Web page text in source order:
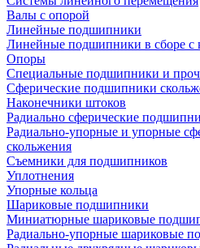
Валы с опорой
Линейные подшипники
Линейные подшипники в сборе с
Опоры
Специальные подшипники и
Сферические подшипники
Наконечники штоков
Радиально сферические
Радиально-упорные и упорные
скольжения
Съемники для подшипников
Уплотнения
Упорные кольца
Шариковые подшипники
Миниатюрные шариковые
Радиально-упорные шариковые